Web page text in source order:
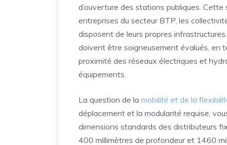
d’ouverture des stations publiques.
entreprises du secteur BTP, les
disposent de leurs propres
doivent être soigneusement évalués, en
proximité des réseaux électriques et
équipements.
La question de la mobilité et de la
déplacement et la modularité requise,
dimensions standards des distributeurs
400 millimètres de profondeur et 1460